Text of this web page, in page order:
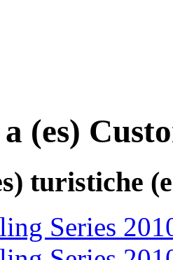
(es)
turistiche
Series